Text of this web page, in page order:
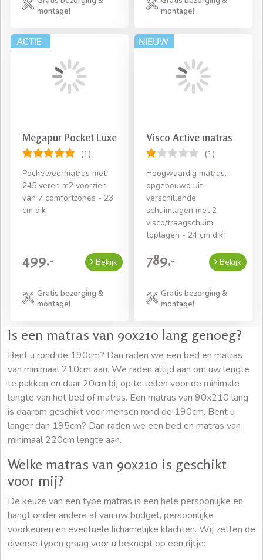
montage!
montage!
Megapur Pocket Luxe
(1)
Pocketveermatras met
245 veren m2 voorzien
van 7 comfortzones - 23
cm dik
499,- Bekijk
Gratis bezorging &
montage!
Visco Active matras
(1)
Hoogwaardig matras,
opgebouwd uit
verschillende
schuimlagen met 2
visco/traagschuim
toplagen - 24 cm dik
789,- Bekijk
Gratis bezorging &
montage!
Is een matras van 90x210 lang genoeg?
Bent u rond de 190cm? Dan raden we een bed en matras
van minimaal 210cm aan. We raden altijd aan om uw lengte
te pakken en daar 20cm bij op te tellen voor de minimale
lengte van het bed of matras. Een matras van 90x210 lang
is daarom geschikt voor mensen rond de 190cm. Bent u
langer dan 195cm? Dan raden we een bed en matras van
minimaal 220cm lengte aan.
Welke matras van 90x210 is geschikt
voor mij?
De keuze van een type matras is een hele persoonlijke en
hangt onder andere af van uw budget, persoonlijke
voorkeuren en eventuele lichamelijke klachten. Wij zetten de
diverse typen graag voor u beknopt op een rijtje: